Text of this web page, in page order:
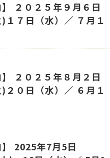
２０２５年９月６日
１７日（水）／ ７月１
２０２５年８月２日
２０日（水）／ ６月１
】 2025年7月5日